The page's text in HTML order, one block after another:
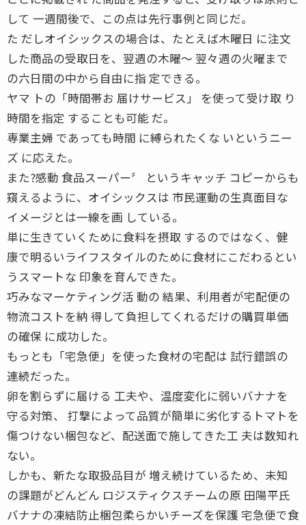
して 一週間後で、この点は先行事例と同じだ。
た だしオイシックスの場合は、たとえば木曜日 に注文
した商品の受取日を、翌週の木曜〜 翌々週の火曜まで
の六日間の中から自由に指 定できる。
ヤマ トの「時間帯お 届けサービス」 を使って受け取 り
時間を指定 することも可能 だ。
専業主婦 であっても時間 に縛られたくな いというニー
ズ に応えた。
また?感動 食品スーパー〞 というキャッチ コピーからも
窺えるように、オイシックスは 市民運動の生真面目な
イメージとは一線を画 している。
単に生きていくために食料を摂取 するのではなく、健
康で明るいライフスタイルのために食材にこだわるとい
うスマートな 印象を育んできた。
巧みなマーケティング活 動の 結果、利用者が宅配便の
物流コストを納 得して負担してくれるだけの購買単価
の確保 に成功した。
もっとも「宅急便」を使った食材の宅配は 試行錯誤の
連続だった。
卵を割らずに届ける 工夫や、温度変化に弱いバナナを
守る対策、 打撃によって品質が簡単に劣化するトマトを
傷つけない梱包など、配送面で施してきた工 夫は数知れ
ない。
しかも、新たな取扱品目が 増え続けているため、未知
の課題がどんどん ロジスティクスチームの原 田陽平氏
バナナの凍結防止梱包柔らかいチーズを保護 宅急便で食